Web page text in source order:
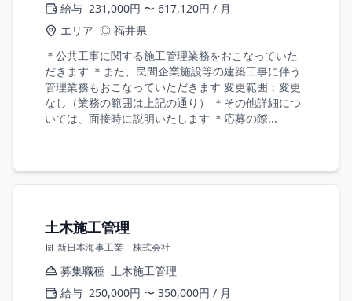
給与 231,000円 〜 617,120円 / 月
エリア ◎ 福井県
＊公共工事に関する施工管理業務をおこなっていた
だきます ＊また、民間企業施設等の建築工事に伴う
管理業務もおこなっていただきます 変更範囲：変更
なし（業務の範囲は上記の通り） ＊その他詳細につ
いては、面接時に説明いたします ＊応募の際...
土木施工管理
新日本海事工業 株式会社
募集職種 土木施工管理
給与 250,000円 〜 350,000円 / 月